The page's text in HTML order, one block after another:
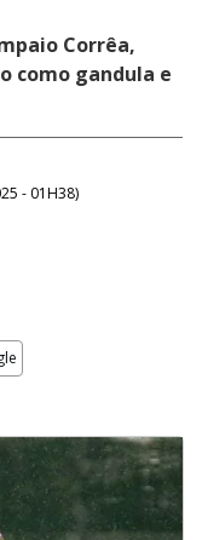
Corrêa,
como gandula e
- 01H38)